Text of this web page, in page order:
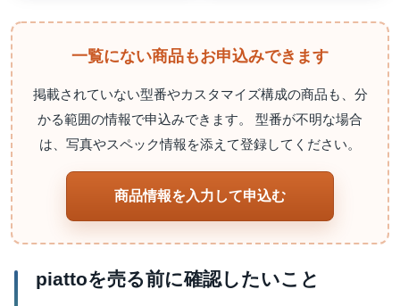
一覧にない商品もお申込みできます
掲載されていない型番やカスタマイズ構成の商品も、分
かる範囲の情報で申込みできます。 型番が不明な場合
は、写真やスペック情報を添えて登録してください。
商品情報を入力して申込む
piattoを売る前に確認したいこと